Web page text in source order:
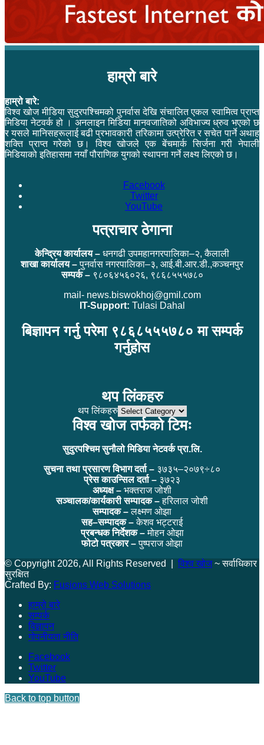
हाम्रो बारे
हाम्रो बारे:
विश्व खोज मीडिया सुदुरपश्चिमको पुनर्वास देखि संचालित एकल स्वामित्व प्राप्त
मिडिया नेटवर्क हो । अनलाइन मिडिया मानवजातिको अविभाज्य ध्रुव भएको छ
र यसले मानिसहरूलाई बढी प्रभावकारी तरिकामा उत्प्रेरित र सचेत पार्ने अथाह
शक्ति प्राप्त गरेको छ। विश्व खोजले एक बेंचमार्क सिर्जना गरी नेपाली
मिडियाको इतिहासमा नयाँ पौराणिक युगको स्थापना गर्ने लक्ष्य लिएको छ।
Facebook
Twitter
YouTube
पत्राचार ठेगाना
केन्द्रिय कार्यालय – धनगढी उपमहानगरपालिका–२, कैलाली
शाखा कार्यालय –पुनर्वास नगरपालिका–३, आई.बी.आर.डी.,कञ्चनपुर
सम्पर्क –९८०६४५६०२६, ९८६८५५५७८०
mail- news.biswokhoj@gmil.com
IT-Support: Tulasi Dahal
बिज्ञापन गर्नु परेमा ९८६८५५५७८० मा सम्पर्क
गर्नुहोस
थप लिंकहरु
थप लिंकहरु
विश्व खोज तर्फको टिमः
सुदुरपश्चिम सुनौलो मिडिया नेटवर्क प्रा.लि.
सुचना तथा प्रसारण विभाग दर्ता – ३७३५–२०७९÷८०
प्रेस काउन्सिल दर्ता – ३७२३
अध्यक्ष – भक्तराज जोशी
सञ्चालक/कार्यकारी सम्पादक –हरिलाल जोशी
सम्पादक –लक्ष्मण ओझा
सह–सम्पादक –केशव भट्टराई
प्रबन्धक निर्देशक –मोहन ओझा
फोटो पत्रकार –पुष्पराज ओझा
© Copyright 2026, All Rights Reserved | विश्व खोज~ सर्वाधिकार
सुरक्षित
Crafted By: Fusions Web Solutions
हाम्रो बारे
सम्पर्क
विज्ञापन
गोपनीयता नीति
Facebook
Twitter
YouTube
Back to top button